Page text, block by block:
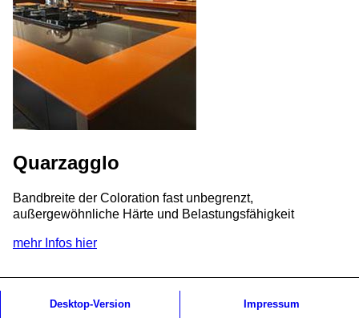
Quarzagglo
Bandbreite der Coloration fast unbegrenzt,
außergewöhnliche Härte und Belastungsfähigkeit
mehr Infos hier
Desktop-Version Impressum